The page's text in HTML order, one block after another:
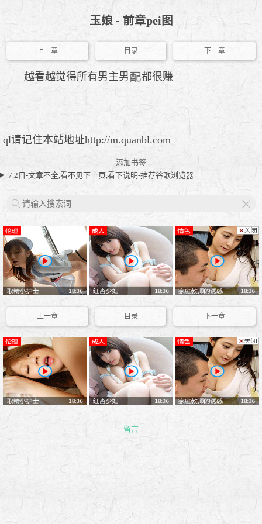
玉娘 - 前章pei图
上一章 目录 下一章
越看越觉得所有男主男 都很赚
ql请记住本站地址http://m.quanbl.com
添加书签
7.2日-文章不全,看不见下一页,看下说明-推荐谷歌浏览器
上一章 目录 下一章
留言